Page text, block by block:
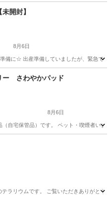
その他開封】
8月6日
備に☆ 出産準備していましたが、緊急で
キンー さわやかパッド
8月6日
自宅保管品）です。 ペット・喫煙者いま
ラリウムです。 ご覧いただきありがとう